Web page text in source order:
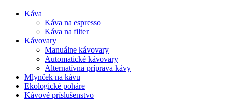
Káva
Káva na espresso
Káva na filter
Kávovary
Manuálne kávovary
Automatické kávovary
Alternatívna príprava kávy
Mlynček na kávu
Ekologické poháre
Kávové príslušenstvo